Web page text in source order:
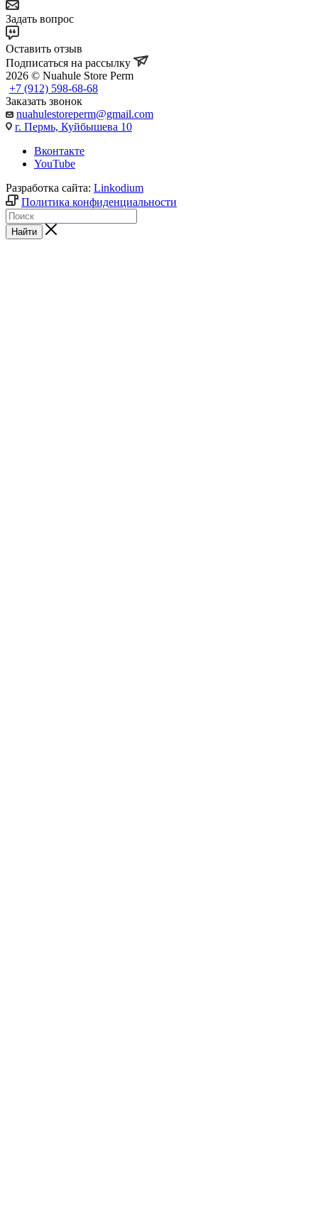
Задать вопрос
Оставить отзыв
Подписаться на рассылку
2026 © Nuahule Store Perm
+7 (912) 598-68-68
Заказать звонок
nuahulestoreperm@gmail.com
г. Пермь, Куйбышева 10
Вконтакте
YouTube
Разработка сайта: Linkodium
Политика конфиденциальности
Найти